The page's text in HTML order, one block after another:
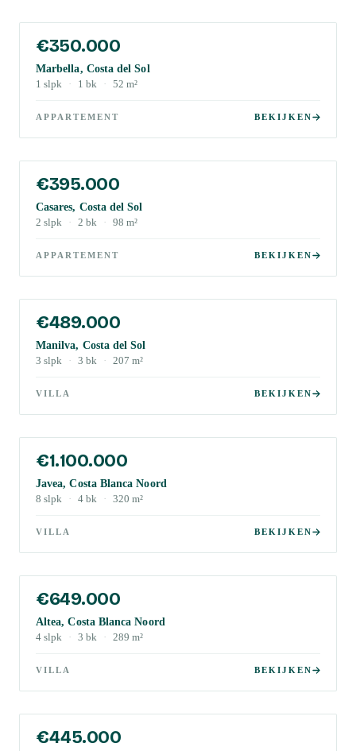
€350.000
Marbella, Costa del Sol
1 slpk · 1 bk · 52 m²
APPARTEMENT BEKIJKEN
€395.000
Casares, Costa del Sol
2 slpk · 2 bk · 98 m²
APPARTEMENT BEKIJKEN
€489.000
Manilva, Costa del Sol
3 slpk · 3 bk · 207 m²
VILLA BEKIJKEN
€1.100.000
Javea, Costa Blanca Noord
8 slpk · 4 bk · 320 m²
VILLA BEKIJKEN
€649.000
Altea, Costa Blanca Noord
4 slpk · 3 bk · 289 m²
VILLA BEKIJKEN
€445.000